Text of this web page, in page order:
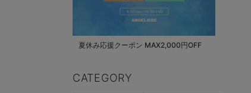
夏休み応援クーポン MAX2,000円OFF
CATEGORY